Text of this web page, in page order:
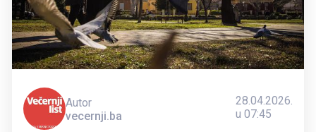
Autor
vecernji.ba
28.04.2026.
u 07:45